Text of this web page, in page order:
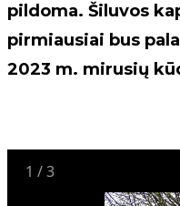
pildoma. Šiluvos
pirmiausiai bus
2023 m. mirusių
1 /3